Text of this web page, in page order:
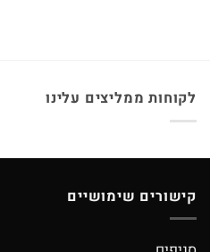
לקוחות ממליצים עלינו
קישורים שימושיים